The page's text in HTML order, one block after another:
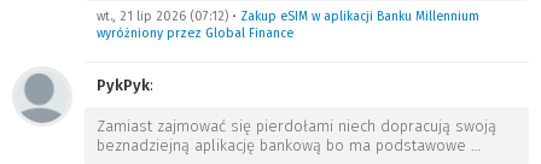
wt., 21 lip 2026 (07:12) • Zakup eSIM w aplikacji Banku Millennium
wyróżniony przez Global Finance
PykPyk:
Zamiast zajmować się pierdołami niech dopracują swoją
beznadziejną aplikację bankową bo ma podstawowe